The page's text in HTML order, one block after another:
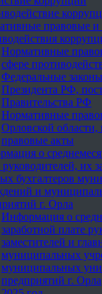
правовые и
Нормативные
сфере
Федеральные
Президента РФ,
Правительства РФ
Нормативные
Орловской
правовые акты
о
руководителей, их
бухгалтеров
и
г. Орла
Информация о
заработной плате
заместителей и
муниципальных
муниципальных
предприятий г. Орла